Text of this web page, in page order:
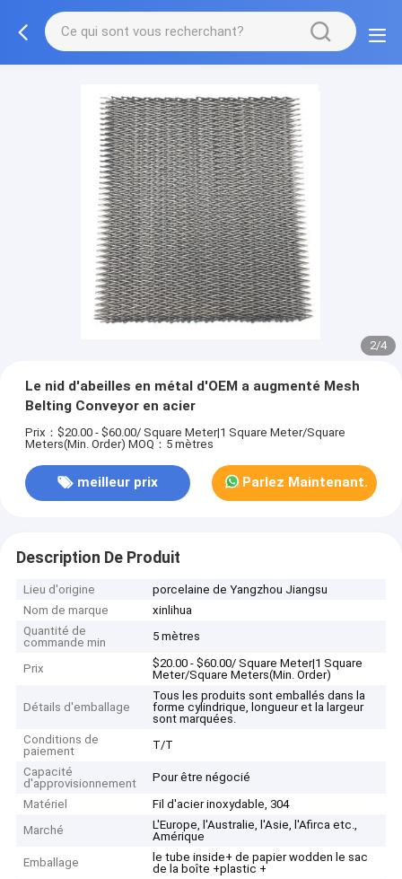
2/4
Le nid d'abeilles en métal d'OEM a augmenté Mesh
Belting Conveyor en acier
Prix：$20.00 - $60.00/ Square Meter|1 Square Meter/Square
Meters(Min. Order) MOQ：5 mètres
meilleur prix Parlez Maintenant.
Description De Produit
Lieu d'origine
porcelaine de Yangzhou Jiangsu
Nom de marque
xinlihua
Quantité de
commande min
5 mètres
Prix
$20.00 - $60.00/ Square Meter|1 Square
Meter/Square Meters(Min. Order)
Détails d'emballage
Tous les produits sont emballés dans la
forme cylindrique, longueur et la largeur
sont marquées.
Conditions de
paiement
T/T
Capacité
d'approvisionnement
Pour être négocié
Matériel
Fil d'acier inoxydable, 304
Marché
L'Europe, l'Australie, l'Asie, l'Afirca etc.,
Amérique
Emballage
le tube inside+ de papier wodden le sac
de la boîte +plastic +